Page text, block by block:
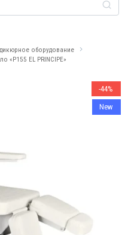
оборудование
«P155 EL PRINCIPE»
-44%
New